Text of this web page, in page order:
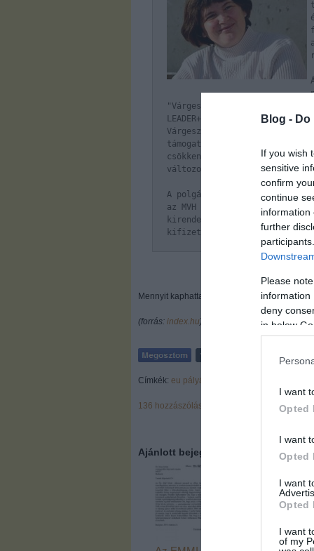
Blog -
If you wish
sensitive
confirm
continue
information
further
Please
information
deny
in below
I want
Opted
I want
Opted
I want
Opted
I want
of my
"Várgesztes Község
LEADER+ keretében
Várgesztes centrumában' címmel
támogatás elnyerésére.
csökkentettük a műszaki
változott.”
A polgármester hozzátette,
az MVH (Mezőgazdasági és
kirendeltsége 2008-ban, és
kifizetésre került. A
Mennyit kaphattak az ellenőrök?
(forrás: index.hu)
Címkék: eu pályázat
136 hozzászólás
Ajánlott bejegyzések: